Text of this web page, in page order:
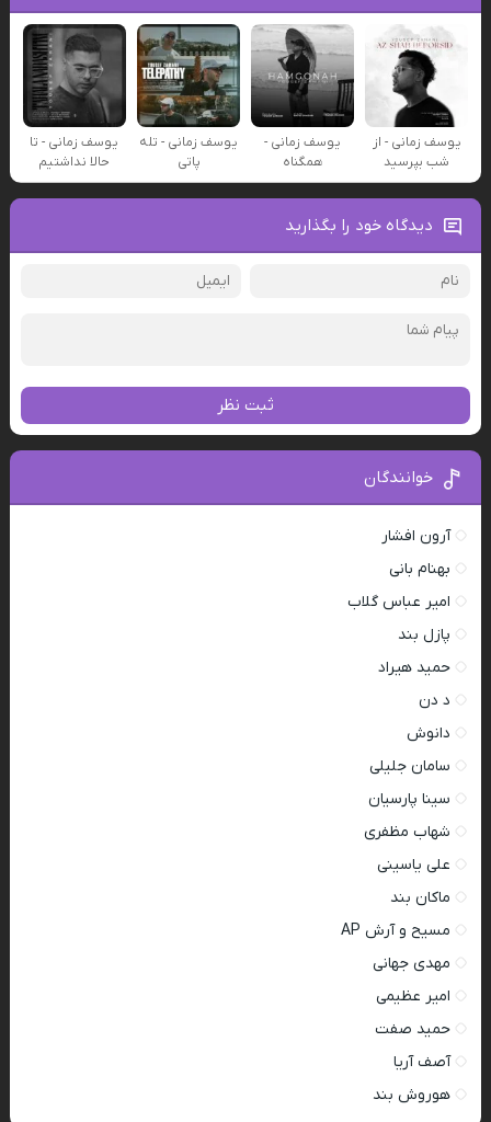
یوسف زمانی - از
شب بپرسید
یوسف زمانی -
همگناه
یوسف زمانی - تله
پاتی
یوسف زمانی - تا
حالا نداشتیم
دیدگاه خود را بگذارید
ثبت نظر
خوانندگان
آرون افشار
بهنام بانی
امیر عباس گلاب
پازل بند
حمید هیراد
د دن
دانوش
سامان جلیلی
سینا پارسیان
شهاب مظفری
علی یاسینی
ماکان بند
مسیح و آرش AP
مهدی جهانی
امیر عظیمی
حمید صفت
آصف آریا
هوروش بند